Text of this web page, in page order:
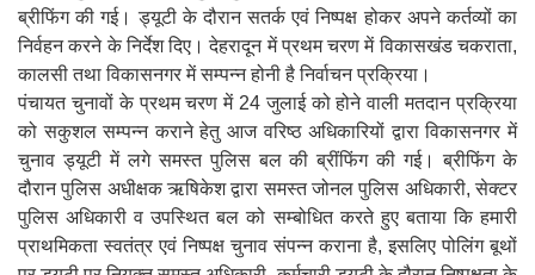
ब्रीफिंग की गई। ड्यूटी के दौरान सतर्क एवं निष्पक्ष होकर अपने कर्तव्यों का
निर्वहन करने के निर्देश दिए। देहरादून में प्रथम चरण में विकासखंड चकराता,
कालसी तथा विकासनगर में सम्पन्न होनी है निर्वाचन प्रक्रिया।
पंचायत चुनावों के प्रथम चरण में 24 जुलाई को होने वाली मतदान प्रक्रिया
को सकुशल सम्पन्न कराने हेतु आज वरिष्ठ अधिकारियों द्वारा विकासनगर में
चुनाव ड्यूटी में लगे समस्त पुलिस बल की ब्रींफिंग की गई। ब्रीफिंग के
दौरान पुलिस अधीक्षक ऋषिकेश द्वारा समस्त जोनल पुलिस अधिकारी, सेक्टर
पुलिस अधिकारी व उपस्थित बल को सम्बोधित करते हुए बताया कि हमारी
प्राथमिकता स्वतंत्र एवं निष्पक्ष चुनाव संपन्न कराना है, इसलिए पोलिंग बूथों